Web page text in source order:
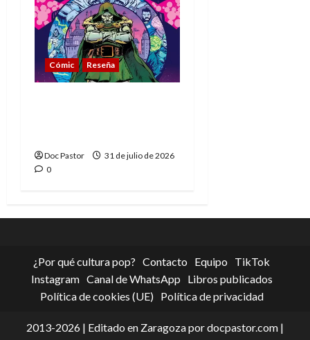
Cómic Reseña
Doc Pastor
31 de julio de 2026
0
¿Por qué cultura pop? Contacto Equipo
TikTok
Instagram Canal de WhatsApp
Libros publicados
Política de cookies (UE)
Política de privacidad
2013-2026 | Editado en Zaragoza por docpastor.com |